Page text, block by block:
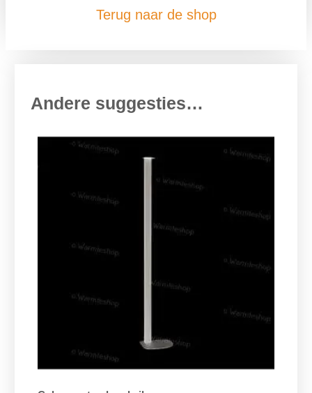
Terug naar de shop
Andere suggesties…